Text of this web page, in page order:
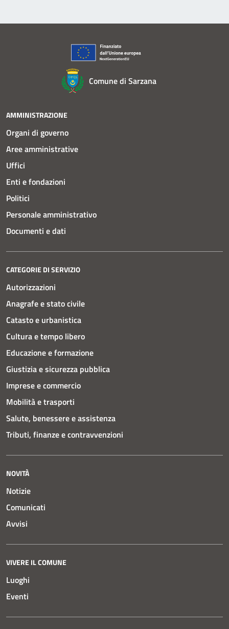
Comune di Sarzana
AMMINISTRAZIONE
Organi di governo
Aree amministrative
Uffici
Enti e fondazioni
Politici
Personale amministrativo
Documenti e dati
CATEGORIE DI SERVIZIO
Autorizzazioni
Anagrafe e stato civile
Catasto e urbanistica
Cultura e tempo libero
Educazione e formazione
Giustizia e sicurezza pubblica
Imprese e commercio
Mobilità e trasporti
Salute, benessere e assistenza
Tributi, finanze e contravvenzioni
NOVITÀ
Notizie
Comunicati
Avvisi
VIVERE IL COMUNE
Luoghi
Eventi